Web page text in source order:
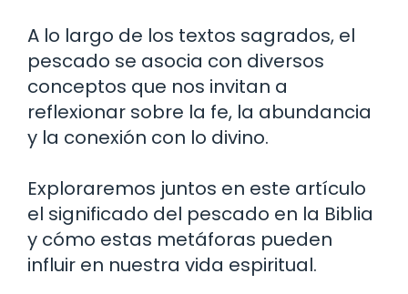
A lo largo de los textos sagrados, el
pescado se asocia con diversos
conceptos que nos invitan a
reflexionar sobre la fe, la abundancia
y la conexión con lo divino.
Exploraremos juntos en este artículo
el significado del pescado en la Biblia
y cómo estas metáforas pueden
influir en nuestra vida espiritual.